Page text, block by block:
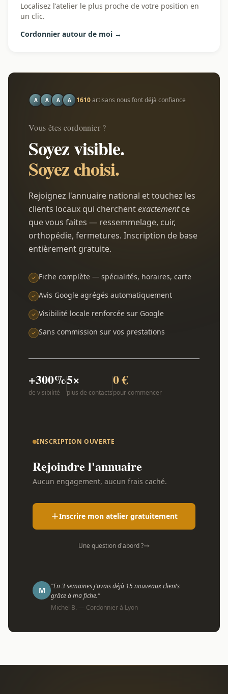
Localisez l'atelier le plus proche de votre position en
un clic.
Cordonnier autour de moi →
A A A A 1610artisans nous font déjà confiance
Vous êtes cordonnier ?
Soyez visible.
Soyez choisi.
Rejoignez l'annuaire national et touchez les
clients locaux qui cherchentexactementce
que vous faites — ressemmelage, cuir,
orthopédie, fermetures. Inscription de base
entièrement gratuite.
Fiche complète — spécialités, horaires, carte
Avis Google agrégés automatiquement
Visibilité locale renforcée sur Google
Sans commission sur vos prestations
+300%
de visibilité
5×
plus de contacts
0 €
pour commencer
INSCRIPTION OUVERTE
Rejoindre l'annuaire
Aucun engagement, aucun frais caché.
Inscrire mon atelier gratuitement
Une question d'abord ?
M
"En 3 semaines j'avais déjà 15 nouveaux clients
grâce à ma fiche."
Michel B. — Cordonnier à Lyon